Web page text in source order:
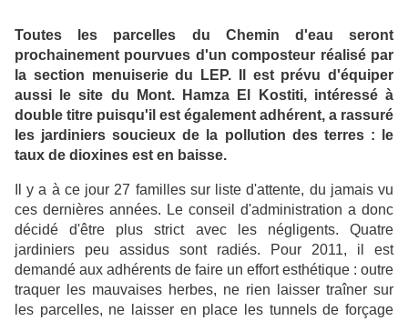
Toutes les parcelles du Chemin d'eau seront
prochainement pourvues d'un composteur réalisé par
la section menuiserie du LEP. Il est prévu d'équiper
aussi le site du Mont. Hamza El Kostiti, intéressé à
double titre puisqu'il est également adhérent, a rassuré
les jardiniers soucieux de la pollution des terres : le
taux de dioxines est en baisse.
Il y a à ce jour 27 familles sur liste d'attente, du jamais vu
ces dernières années. Le conseil d'administration a donc
décidé d'être plus strict avec les négligents. Quatre
jardiniers peu assidus sont radiés. Pour 2011, il est
demandé aux adhérents de faire un effort esthétique : outre
traquer les mauvaises herbes, ne rien laisser traîner sur
les parcelles, ne laisser en place les tunnels de forçage